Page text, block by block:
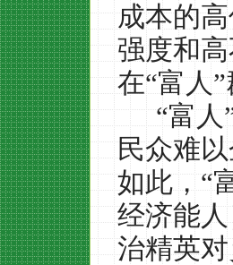
成本的
强度和
在“富人
“富
民众难
如此，“
经济能
治精英